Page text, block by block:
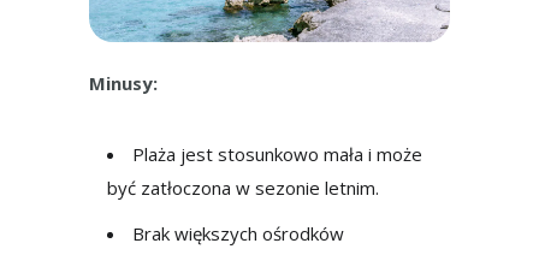
Minusy:
Plaża jest stosunkowo mała i może
być zatłoczona w sezonie letnim.
Brak większych ośrodków